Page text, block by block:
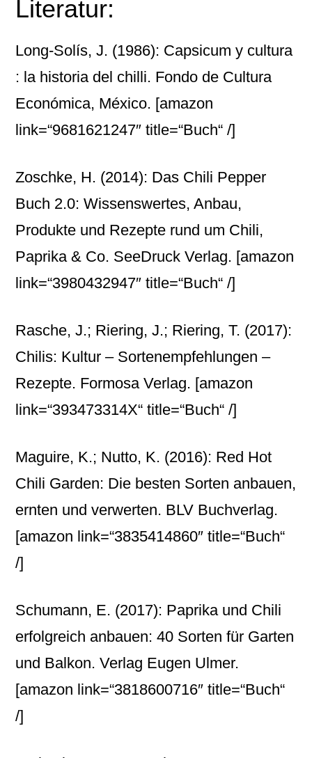
Literatur:
Long-Solís, J. (1986): Capsicum y cultura
: la historia del chilli. Fondo de Cultura
Económica, México. [amazon
link=“9681621247″ title=“Buch“ /]
Zoschke, H. (2014): Das Chili Pepper
Buch 2.0: Wissenswertes, Anbau,
Produkte und Rezepte rund um Chili,
Paprika & Co. SeeDruck Verlag. [amazon
link=“3980432947″ title=“Buch“ /]
Rasche, J.; Riering, J.; Riering, T. (2017):
Chilis: Kultur – Sortenempfehlungen –
Rezepte. Formosa Verlag. [amazon
link=“393473314X“ title=“Buch“ /]
Maguire, K.; Nutto, K. (2016): Red Hot
Chili Garden: Die besten Sorten anbauen,
ernten und verwerten. BLV Buchverlag.
[amazon link=“3835414860″ title=“Buch“
/]
Schumann, E. (2017): Paprika und Chili
erfolgreich anbauen: 40 Sorten für Garten
und Balkon. Verlag Eugen Ulmer.
[amazon link=“3818600716″ title=“Buch“
/]